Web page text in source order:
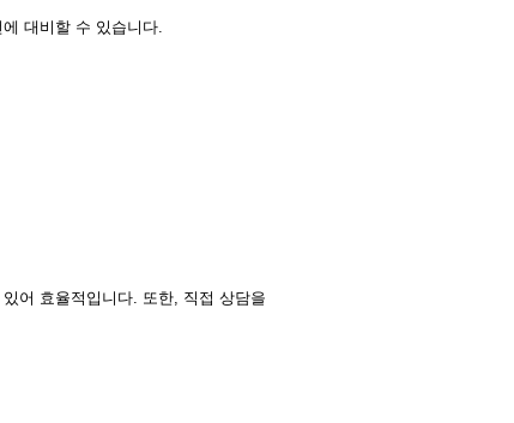
대비할 수 있습니다.
어 효율적입니다. 또한, 직접 상담을